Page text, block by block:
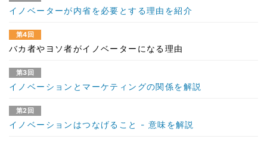
イノベーターが内省を必要とする理由を紹介
第4回
バカ者やヨソ者がイノベーターになる理由
第3回
イノベーションとマーケティングの関係を解説
第2回
イノベーションはつなげること - 意味を解説